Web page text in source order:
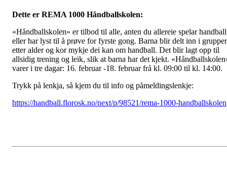
Dette er REMA 1000 Håndballskolen:
«Håndballskolen» er tilbod til alle, anten du allereie spelar
eller har lyst til å prøve for fyrste gong. Barna blir delt inn i grupper
etter alder og kor mykje dei kan om handball. Det blir lagt opp til
allsidig trening og leik, slik at barna har det kjekt.
varer i tre dagar: 16. februar -18. februar frå kl. 09:00 til kl. 14:00.
Trykk på lenkja, så kjem du til info og påmeldingslenkje:
https://handball.florosk.no/next/p/98521/rema-1000-handballskolen